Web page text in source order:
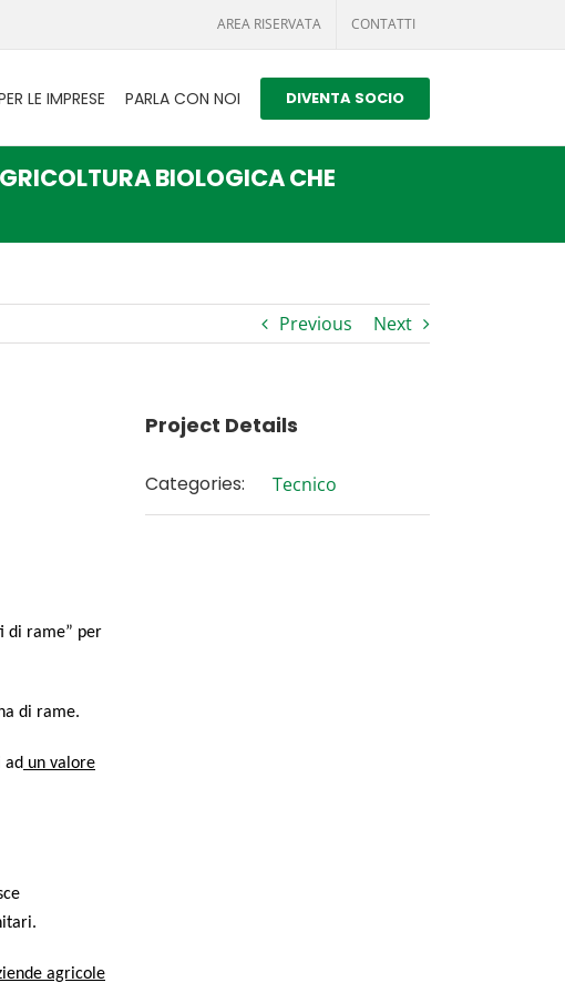
AREA RISERVATA CONTATTI
LE IMPRESE PARLA CON NOI DIVENTA SOCIO
BIOLOGICA CHE
Previous Next
di rame” per
di rame.
ad un valo­re
agri­co­le
Project Details
Categories: Tecnico